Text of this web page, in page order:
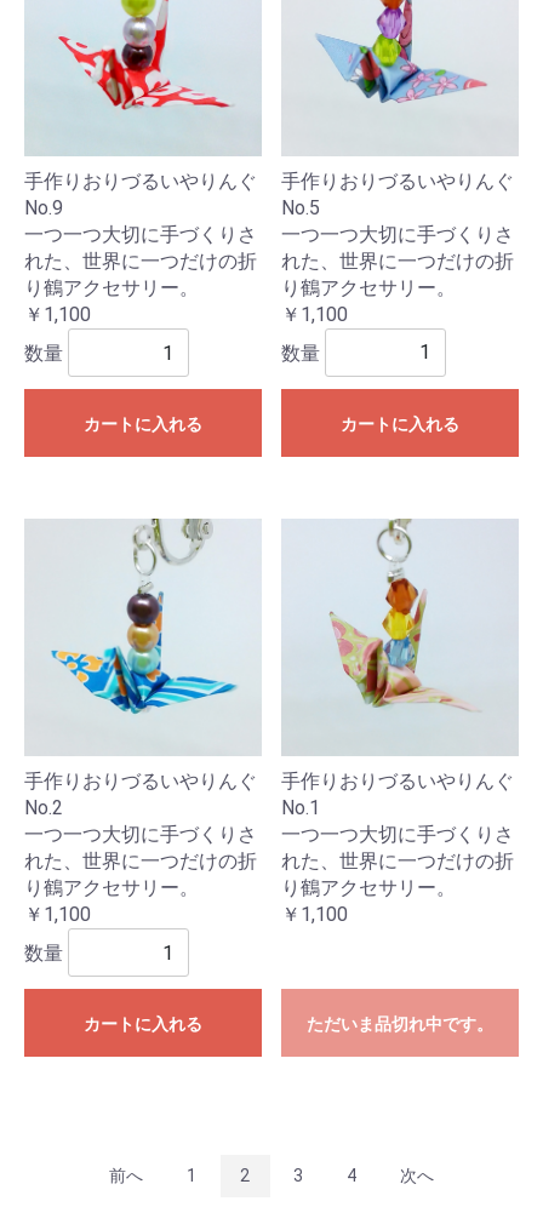
手作りおりづるいやりんぐ
No.9
一つ一つ大切に手づくりさ
れた、世界に一つだけの折
り鶴アクセサリー。
￥1,100
数量
カートに入れる
手作りおりづるいやりんぐ
No.5
一つ一つ大切に手づくりさ
れた、世界に一つだけの折
り鶴アクセサリー。
￥1,100
数量
カートに入れる
手作りおりづるいやりんぐ
No.2
一つ一つ大切に手づくりさ
れた、世界に一つだけの折
り鶴アクセサリー。
￥1,100
数量
カートに入れる
手作りおりづるいやりんぐ
No.1
一つ一つ大切に手づくりさ
れた、世界に一つだけの折
り鶴アクセサリー。
￥1,100
ただいま品切れ中です。
前へ 1 2 3 4 次へ